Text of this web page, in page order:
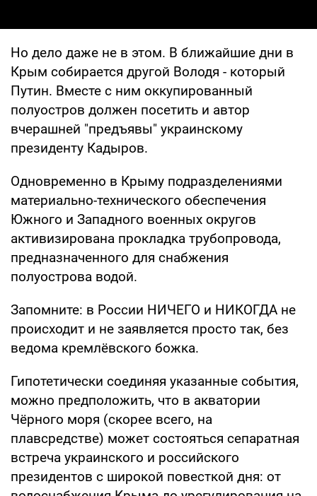
Но дело даже не в этом. В ближайшие дни в
Крым собирается другой Володя - который
Путин. Вместе с ним оккупированный
полуостров должен посетить и автор
вчерашней "предъявы" украинскому
президенту Кадыров.
Одновременно в Крыму подразделениями
материально-технического обеспечения
Южного и Западного военных округов
активизирована прокладка трубопровода,
предназначенного для снабжения
полуострова водой.
Запомните: в России НИЧЕГО и НИКОГДА не
происходит и не заявляется просто так, без
ведома кремлёвского божка.
Гипотетически соединяя указанные события,
можно предположить, что в акватории
Чёрного моря (скорее всего, на
плавсредстве) может состояться сепаратная
встреча украинского и российского
президентов с широкой повесткой дня: от